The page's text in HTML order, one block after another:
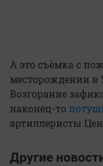
А это съёмка с
месторождении в
Возгорание
наконец-то
артиллеристы
Другие